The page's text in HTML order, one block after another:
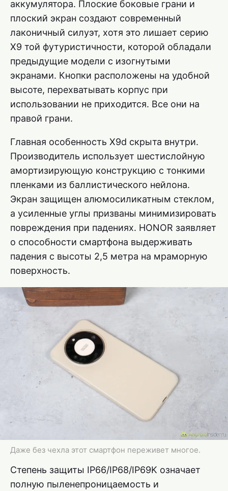
аккумулятора. Плоские боковые грани и
плоский экран создают современный
лаконичный силуэт, хотя это лишает серию
X9 той футуристичности, которой обладали
предыдущие модели с изогнутыми
экранами. Кнопки расположены на удобной
высоте, перехватывать корпус при
использовании не приходится. Все они на
правой грани.
Главная особенность X9d скрыта внутри.
Производитель использует шестислойную
амортизирующую конструкцию с тонкими
пленками из баллистического нейлона.
Экран защищен алюмосиликатным стеклом,
а усиленные углы призваны минимизировать
повреждения при падениях. HONOR заявляет
о способности смартфона выдерживать
падения с высоты 2,5 метра на мраморную
поверхность.
Даже без чехла этот смартфон переживет многое.
Степень защиты IP66/IP68/IP69K означает
полную пыленепроницаемость и